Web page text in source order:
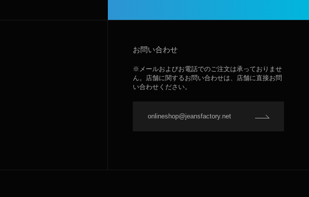
お問い合わせ
※メールおよびお電話でのご注文は承っておりませ
ん。店舗に関するお問い合わせは、店舗に直接お問
い合わせください。
onlineshop@jeansfactory.net